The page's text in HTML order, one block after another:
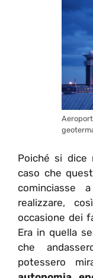
Poiché si dice
caso che
cominciasse
realizzare,
occasione dei
Era in quella
che
potessero